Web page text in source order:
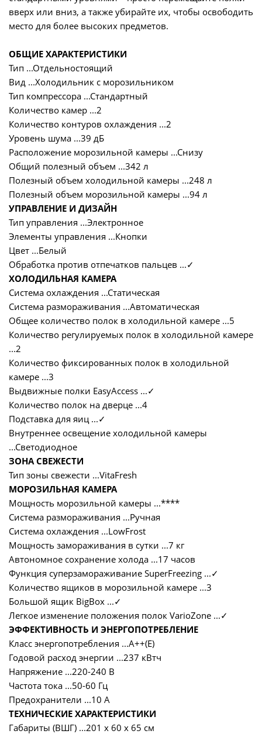
вверх или вниз, а также убирайте их, чтобы освободить
место для более высоких предметов.
ОБЩИЕ ХАРАКТЕРИСТИКИ
Тип ...Отдельностоящий
Вид ...Холодильник с морозильником
Тип компрессора ...Стандартный
Количество камер ...2
Количество контуров охлаждения ...2
Уровень шума ...39 дБ
Расположение морозильной камеры ...Снизу
Общий полезный объем ...342 л
Полезный объем холодильной камеры ...248 л
Полезный объем морозильной камеры ...94 л
УПРАВЛЕНИЕ И ДИЗАЙН
Тип управления ...Электронное
Элементы управления ...Кнопки
Цвет ...Белый
Обработка против отпечатков пальцев ...✓
ХОЛОДИЛЬНАЯ КАМЕРА
Система охлаждения ...Статическая
Система размораживания ...Автоматическая
Общее количество полок в холодильной камере ...5
Количество регулируемых полок в холодильной камере
...2
Количество фиксированных полок в холодильной
камере ...3
Выдвижные полки EasyAccess ...✓
Количество полок на дверце ...4
Подставка для яиц ...✓
Внутреннее освещение холодильной камеры
...Светодиодное
ЗОНА СВЕЖЕСТИ
Тип зоны свежести ...VitaFresh
МОРОЗИЛЬНАЯ КАМЕРА
Мощность морозильной камеры ...****
Система размораживания ...Ручная
Система охлаждения ...LowFrost
Мощность замораживания в сутки ...7 кг
Автономное сохранение холода ...17 часов
Функция суперзамораживание SuperFreezing ...✓
Количество ящиков в морозильной камере ...3
Большой ящик BigBox ...✓
Легкое изменение положения полок VarioZone ...✓
ЭФФЕКТИВНОСТЬ И ЭНЕРГОПОТРЕБЛЕНИЕ
Класс энергопотребления ...А++(Е)
Годовой расход энергии ...237 кВтч
Напряжение ...220-240 В
Частота тока ...50-60 Гц
Предохранители ...10 А
ТЕХНИЧЕСКИЕ ХАРАКТЕРИСТИКИ
Габариты (ВШГ) ...201 х 60 х 65 см